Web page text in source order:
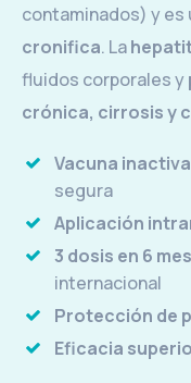
contaminados) y es
cronifica. La
fluidos corporales y
crónica, cirrosis y
Vacuna
segura
Aplicación
3 dosis en 6
internacional
Protección de
Eficacia